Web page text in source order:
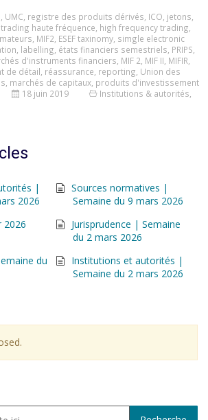
UMC registre des produits dérivés ICO jetons
trading haute fréquence high frequency trading
MIF2 ESEF taxinomy simgle electronic
labelling états financiers semestriels PRIPS
d'instruments financiers MIF 2 MIF II MIFIR
de détail réassurance reporting Union des
marchés de capitaux produits d'investissement
18 juin 2019 Institutions & autorités
|
2026
Sources normatives |
Semaine du 9 mars 2026
2026
Jurisprudence | Semaine
du 2 mars 2026
du
Institutions et autorités |
Semaine du 2 mars 2026